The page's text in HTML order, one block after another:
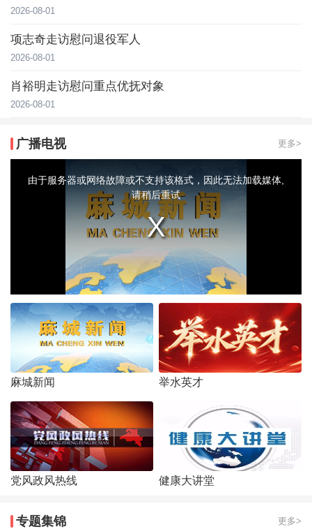
2026-08-01
项志奇走访慰问退役军人
2026-08-01
肖裕明走访慰问重点优抚对象
2026-08-01
广播电视 更多>
modal由于服务器或网络故障或不支持该格式，因此无法加载媒体,
请稍后重试
麻城新闻 举水英才
党风政风热线 健康大讲堂
专题集锦 更多>